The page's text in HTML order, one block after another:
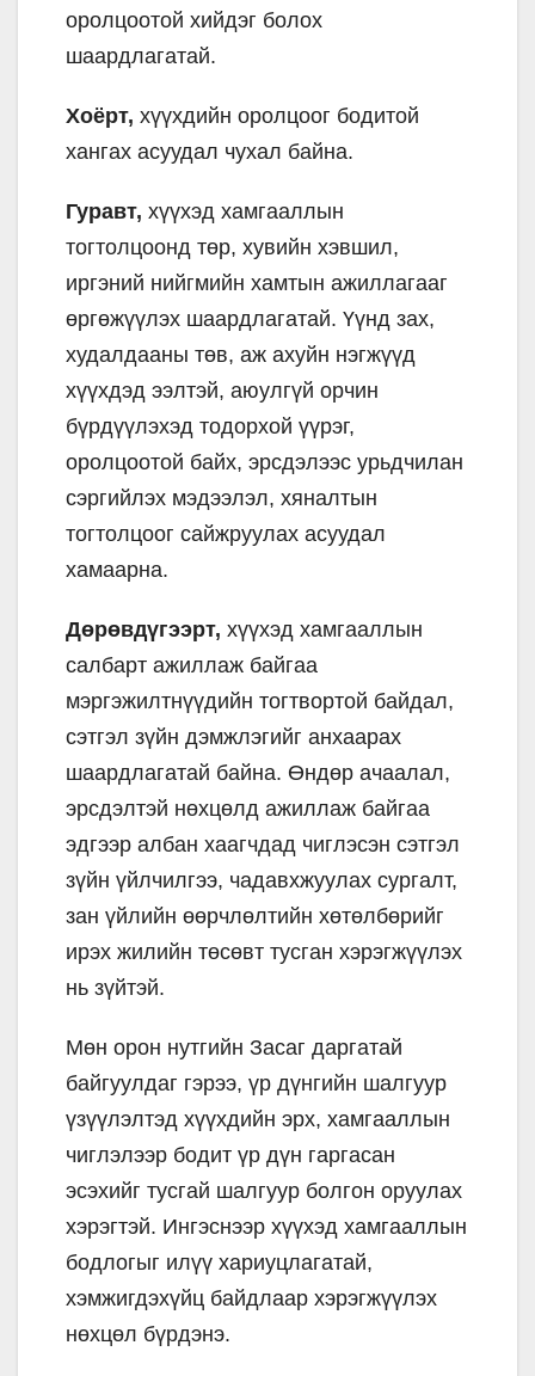
оролцоотой хийдэг болох
шаардлагатай.
Хоёрт, хүүхдийн оролцоог бодитой
хангах асуудал чухал байна.
Гуравт, хүүхэд хамгааллын
тогтолцоонд төр, хувийн хэвшил,
иргэний нийгмийн хамтын ажиллагааг
өргөжүүлэх шаардлагатай. Үүнд зах,
худалдааны төв, аж ахуйн нэгжүүд
хүүхдэд ээлтэй, аюулгүй орчин
бүрдүүлэхэд тодорхой үүрэг,
оролцоотой байх, эрсдэлээс урьдчилан
сэргийлэх мэдээлэл, хяналтын
тогтолцоог сайжруулах асуудал
хамаарна.
Дөрөвдүгээрт, хүүхэд хамгааллын
салбарт ажиллаж байгаа
мэргэжилтнүүдийн тогтвортой байдал,
сэтгэл зүйн дэмжлэгийг анхаарах
шаардлагатай байна. Өндөр ачаалал,
эрсдэлтэй нөхцөлд ажиллаж байгаа
эдгээр албан хаагчдад чиглэсэн сэтгэл
зүйн үйлчилгээ, чадавхжуулах сургалт,
зан үйлийн өөрчлөлтийн хөтөлбөрийг
ирэх жилийн төсөвт тусган хэрэгжүүлэх
нь зүйтэй.
Мөн орон нутгийн Засаг даргатай
байгуулдаг гэрээ, үр дүнгийн шалгуур
үзүүлэлтэд хүүхдийн эрх, хамгааллын
чиглэлээр бодит үр дүн гаргасан
эсэхийг тусгай шалгуур болгон оруулах
хэрэгтэй. Ингэснээр хүүхэд хамгааллын
бодлогыг илүү хариуцлагатай,
хэмжигдэхүйц байдлаар хэрэгжүүлэх
нөхцөл бүрдэнэ.